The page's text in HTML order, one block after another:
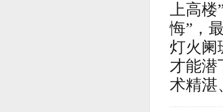
上高
悔”，
灯火阑
才能潜
术精湛